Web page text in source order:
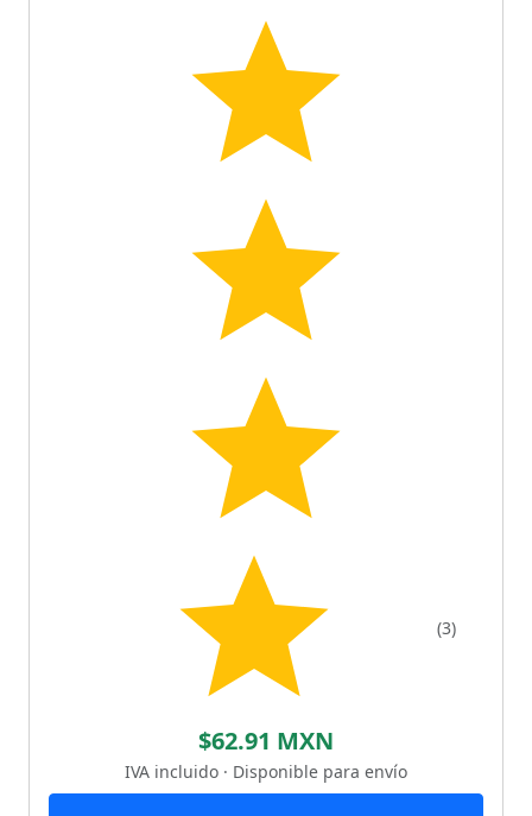
(3)
$62.91 MXN
IVA incluido · Disponible para envío